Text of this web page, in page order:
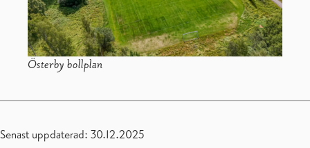
Österby bollplan
Senast uppdaterad: 30.12.2025